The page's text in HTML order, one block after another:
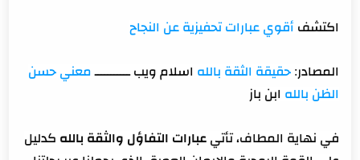
اكتشف أقوي عبارات تحفيزية عن النجاح
المصادر:حقيقة الثقة بالله اسلام ويب ـــــــــــ معني حسن
الظن بالله ابن باز
في نهاية المطاف، تأتيعبارات التفاؤل والثقة بالله كدليل